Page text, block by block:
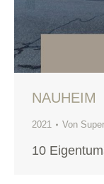
NAUHEIM
2021 Von
10